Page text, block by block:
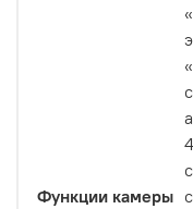
Функции камеры